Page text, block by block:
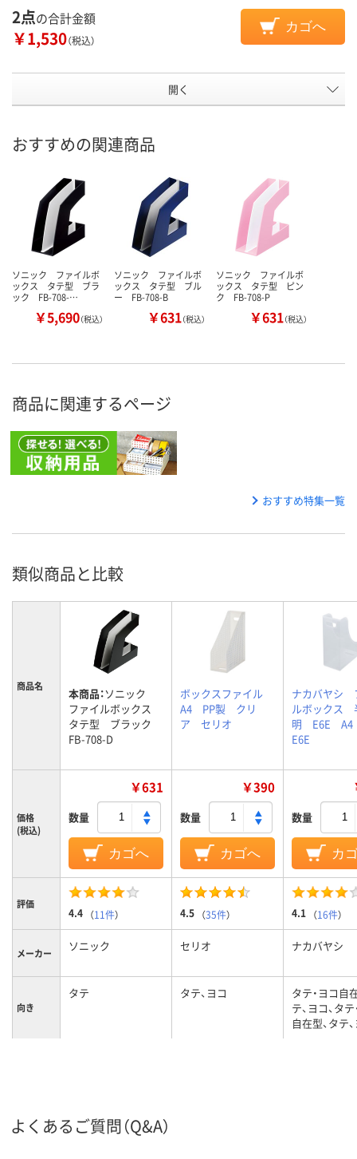
2点の合計金額
￥1,530（税込）
カゴへ
開く
おすすめの関連商品
ソニック ファイルボ
ックス タテ型 ブラ
ック FB-708-…
￥5,690（税込）
ソニック ファイルボ
ックス タテ型 ブル
ー FB-708-B
￥631（税込）
ソニック ファイルボ
ックス タテ型 ピン
ク FB-708-P
￥631（税込）
商品に関連するページ
おすすめ特集一覧
類似商品と比較
商品名 本商品：ソニック
ファイルボックス
タテ型 ブラック
FB-708-D
ボックスファイル
A4 PP製 クリ
ア セリオ
ナカバヤシ
ルボックス
明 E6E
E6E
価格
(税込)
￥631
数量
カゴへ
￥390
数量
カゴへ
数量
カ
評価
4.4 （11件） 4.5 （35件） 4.1 （16件）
メーカー ソニック セリオ ナカバヤシ
向き
タテ タテ、ヨコ
タテ・ヨコ自
テ、ヨコ、タ
自在型、タテ
よくあるご質問（Q&A）